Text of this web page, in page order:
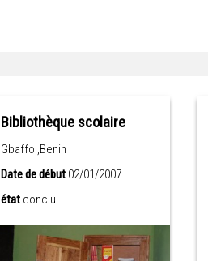
Bibliothèque scolaire
Gbaffo ,Benin
Date de début02/01/2007
état conclu